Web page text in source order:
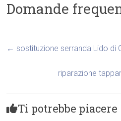
Domande
← sostituzione serranda Lido di
riparazione
Ti potrebbe piacere